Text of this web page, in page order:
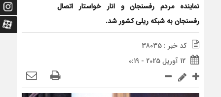
نماینده مردم رفسنجان و انار خواستار اتصال
رفسنجان به شبکه ریلی کشور شد.
کد خبر : 38035
12 آوریل 2025 - 0:19